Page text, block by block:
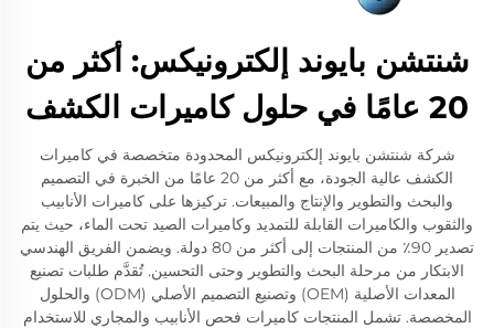
شنتشن بايوند إلكترونيكس: أكثر من
20 عامًا في حلول كاميرات الكشف
شركة شنتشن بايوند إلكترونيكس المحدودة متخصصة في كاميرات
الكشف عالية الجودة، مع أكثر من 20 عامًا من الخبرة في التصميم
والبحث والتطوير والإنتاج والمبيعات. تركيزها على كاميرات الأنابيب
والثقوب والكاميرات القابلة للتمديد وكاميرات الصيد تحت الماء، حيث يتم
تصدير 90٪ من المنتجات إلى أكثر من 80 دولة. ويضمن الفريق الهندسي
الابتكار من مرحلة البحث والتطوير وحتى التحسين. تُقدَّم طلبات تصنيع
المعدات الأصلية (OEM) وتصنيع التصميم الأصلي (ODM) والحلول
المخصصة. تشمل المنتجات كاميرات فحص الأنابيب والمجاري للاستخدام